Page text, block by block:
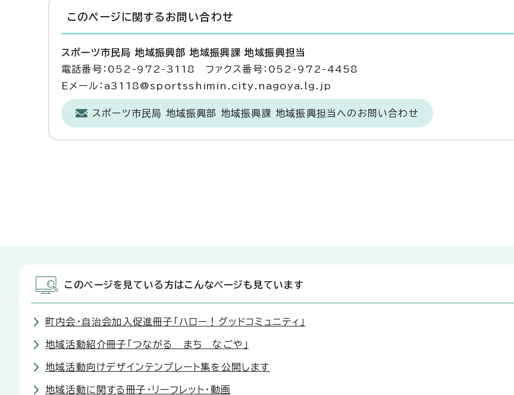
このページに関する お問い合わせ
スポーツ市民局 地域振興部 地域振興課 地域振興担当
電話番号：052-972-3118 ファクス番号：052-972-4458
Eメール：a3118@sportsshimin.city.nagoya.lg.jp
スポーツ市民局 地域振興部 地域振興課 地域振興担当へのお問い合わせ
このページを見ている方はこんなページも見ています
町内会・自治会加入促進冊子「ハロー！グッドコミュニティ」
地域活動紹介冊子「つながる まち なごや」
地域活動向けデザインテンプレート集を公開します
地域活動に関する冊子・リーフレット・動画